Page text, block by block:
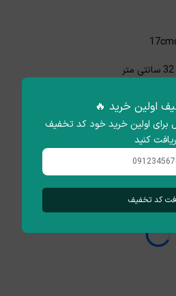
کاربران
اولین خرید 🔥
برای اولین خرید خود کد تخفیف
کنید
کد تخفیف